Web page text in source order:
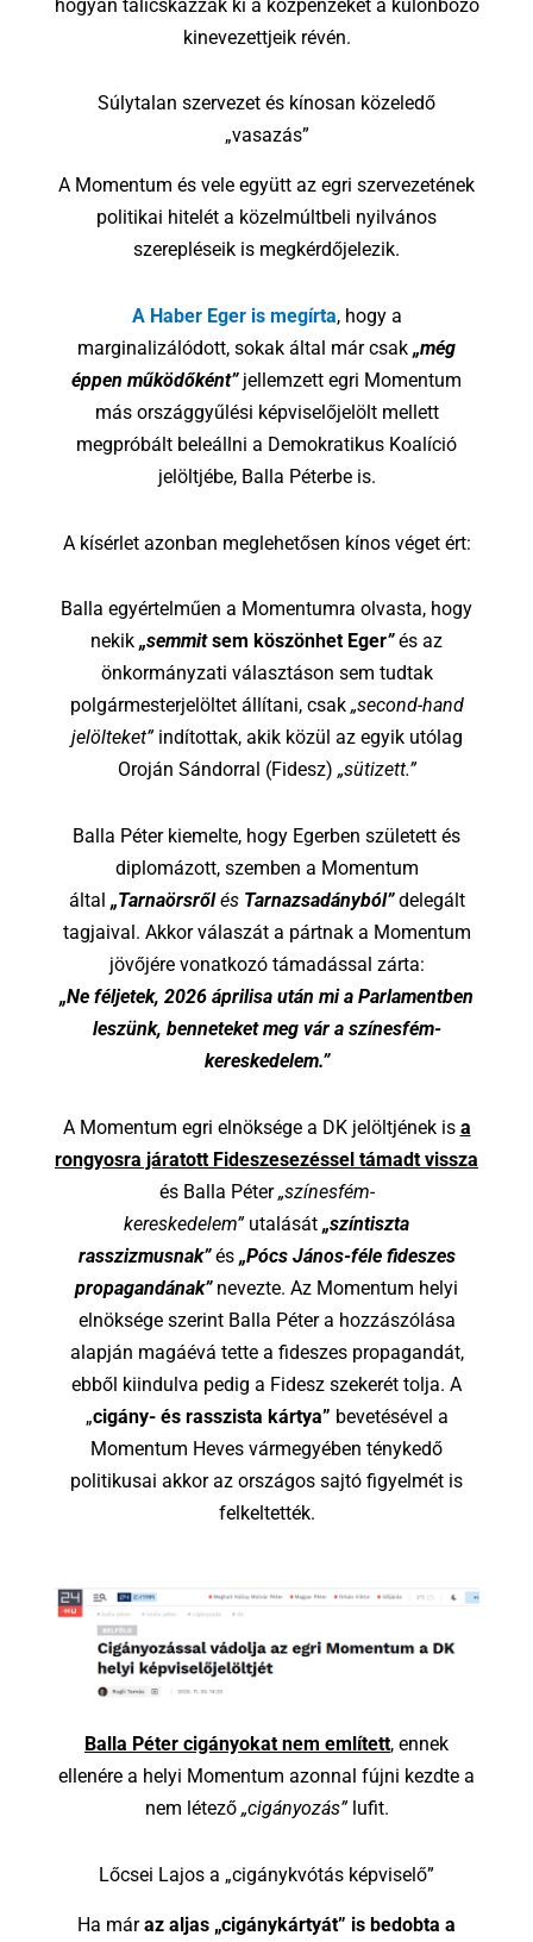
hogyan talicskázzák ki a közpénzeket a különböző
kinevezettjeik révén.
Súlytalan szervezet és kínosan közeledő
„vasazás”
A Momentum és vele együtt az egri szervezetének
politikai hitelét a közelmúltbeli nyilvános
szerepléseik is megkérdőjelezik.
A Haber Eger is megírta, hogy a
marginalizálódott, sokak által már csak „még
éppen működőként”jellemzett egri Momentum
más országgyűlési képviselőjelölt mellett
megpróbált beleállni a Demokratikus Koalíció
jelöltjébe, Balla Péterbe is.
A kísérlet azonban meglehetősen kínos véget ért:
Balla egyértelműen a Momentumra olvasta, hogy
nekik „semmitsem köszönhet Eger”és az
önkormányzati választáson sem tudtak
polgármesterjelöltet állítani, csak „second-hand
jelölteket”indítottak, akik közül az egyik utólag
Oroján Sándorral (Fidesz) „sütizett.”
Balla Péter kiemelte, hogy Egerben született és
diplomázott, szemben a Momentum
által „Tarnaörsrőlés Tarnazsadányból”delegált
tagjaival. Akkor válaszát a pártnak a Momentum
jövőjére vonatkozó támadással zárta:
„Ne féljetek, 2026 áprilisa után mi a Parlamentben
leszünk, benneteket meg vár a színesfém-
kereskedelem.”
A Momentum egri elnöksége a DK jelöltjének is a
rongyosra járatott Fideszesezéssel támadt vissza
és Balla Péter„színesfém-
kereskedelem”utalását „színtiszta
rasszizmusnak”és „Pócs János-féle fideszes
propagandának”nevezte. Az Momentum helyi
elnöksége szerint Balla Péter a hozzászólása
alapján magáévá tette a fideszes propagandát,
ebből kiindulva pedig a Fidesz szekerét tolja. A
„cigány- és rasszista kártya” bevetésével a
Momentum Heves vármegyében ténykedő
politikusai akkor az országos sajtó figyelmét is
felkeltették.
Balla Péter cigányokat nem említett, ennek
ellenére a helyi Momentum azonnal fújni kezdte a
nem létező „cigányozás”lufit.
Lőcsei Lajos a „cigánykvótás képviselő”
Ha máraz aljas „cigánykártyát” is bedobta a